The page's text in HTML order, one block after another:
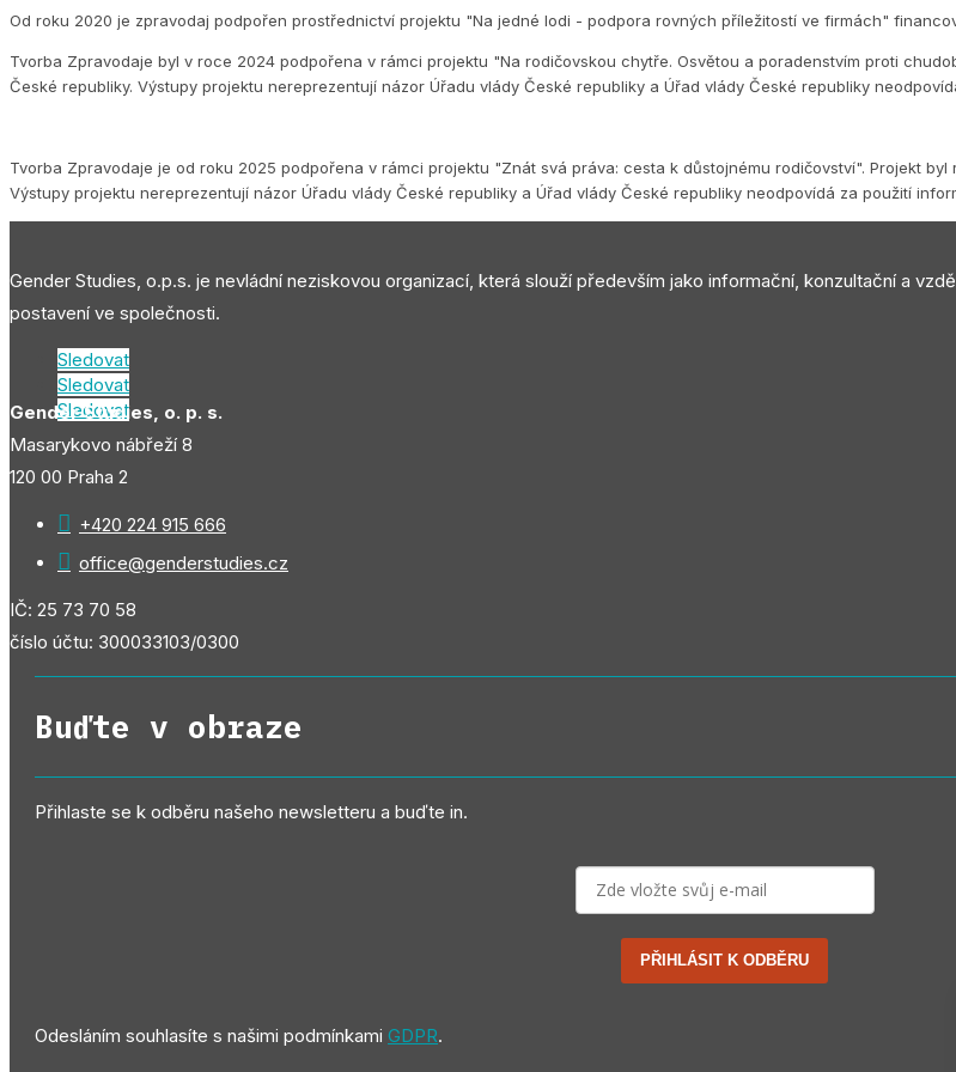
Od roku 2020 je zpravodaj podpořen prostřednictví projektu "Na jedné lodi - podpora rovných příležitostí ve firmách"
Tvorba Zpravodaje byl v roce 2024 podpořena v rámci projektu "Na rodičovskou chytře. Osvětou a poradenstvím proti
České republiky. Výstupy projektu nereprezentují názor Úřadu vlády České republiky a Úřad vlády České republiky
Tvorba Zpravodaje je od roku 2025 podpořena v rámci projektu "Znát svá práva: cesta k důstojnému rodičovství". Projekt
Výstupy projektu nereprezentují názor Úřadu vlády České republiky a Úřad vlády České republiky neodpovídá za použití
Gender Studies, o.p.s. je nevládní neziskovou organizací, která slouží především jako informační, konzultační a
postavení ve společnosti.
Sledovat
Sledovat
Sledovat
Gender Studies, o. p. s.
Masarykovo nábřeží 8
120 00 Praha 2
 +420 224 915 666
 office@genderstudies.cz
IČ: 25 73 70 58
číslo účtu: 300033103/0300
Buďte v obraze
Přihlaste se k odběru našeho newsletteru a buďte in.
PŘIHLÁSIT K ODBĚRU
Odesláním souhlasíte s našimi podmínkami GDPR.